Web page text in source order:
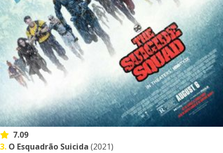
7.09
3. O Esquadrão Suicida (2021)